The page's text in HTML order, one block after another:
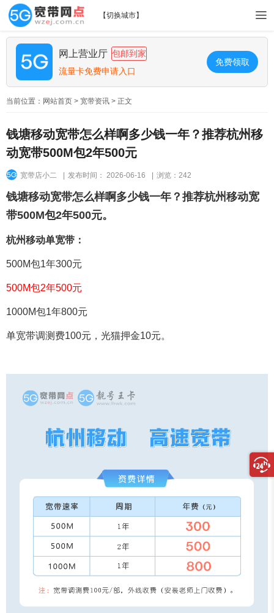
【切换城市】
网上营业厅 包邮到家
流量卡免费申请入口
免费领取
当前位置： 网站首页 > 宽带资讯 > 正文
钱塘移动宽带怎么样啊多少钱一年？推荐杭州移
动宽带500M包2年500元
宽带店小二 发布时间： 2026-06-16 浏览：242
钱塘移动宽带怎么样啊多少钱一年？推荐杭州移动宽
带500M包2年500元。
杭州移动单宽带：
500M包1年300元
500M包2年500元
1000M包1年800元
单宽带调测费100元，光猫押金10元。